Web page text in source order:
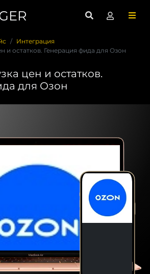
Интеграция
и остатков. Генерация фида для Озон
цен и остатков.
для Озон